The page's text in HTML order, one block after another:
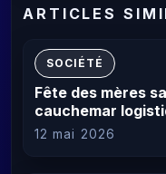
ARTICLES
SOCIÉTÉ
Fête des mères
cauchemar
12 mai 2026